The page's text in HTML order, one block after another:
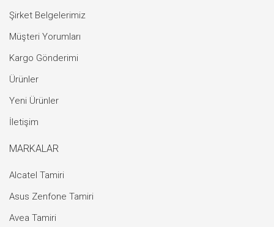
Şirket Belgelerimiz
Müşteri Yorumları
Kargo Gönderimi
Ürünler
Yeni Ürünler
İletişim
MARKALAR
Alcatel Tamiri
Asus Zenfone Tamiri
Avea Tamiri